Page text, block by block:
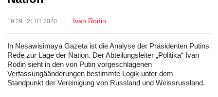
19:29 21.01.2020 Ivan Rodin
In Nesawisimaya Gazeta ist die Analyse der Präsidenten Putins
Rede zur Lage der Nation. Der Abteilungsleiter „Politika“ Ivan
Rodin sieht in den von Putin vorgeschlagenen
Verfassungäänderungen bestimmte Logik unter dem
Standpunkt der Vereinigung von Russland und Weissrussland.